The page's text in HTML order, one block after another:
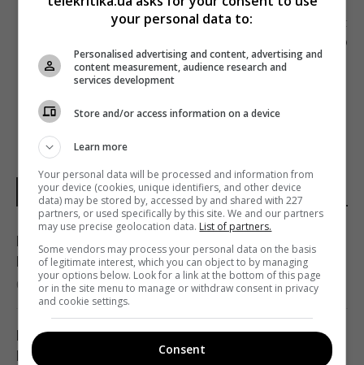
Наступна стаття
ОГОЛОШЕНІ ПЕРЕМОЖЦІ СЦЕНАРНОГО
ПІТЧИНГУ SPACE PRODUCTION
НОВИНИ УКРАЇНИ І СВІТУ
Гороскоп на 7 серпня за картами Таро:
Водоліям - вибір, Близнюкам - прискорення
07:20 п'ятниця, 07 серпня 2026
Гороскоп на 7 серпня: Овнам – стосунки,
Рибам – джерело сили
your personal data to:
Personalised advertising and content, advertising and
content measurement, audience research and
services development
Store and/or access information on a device
Learn more
Your personal data will be processed and information from
your device (cookies, unique identifiers, and other device
data) may be stored by, accessed by and shared with 227
partners, or used specifically by this site. We and our partners
may use precise geolocation data. List of partners.
Some vendors may process your personal data on the basis
of legitimate interest, which you can object to by managing
your options below. Look for a link at the bottom of this page
or in the site menu to manage or withdraw consent in privacy
and cookie settings.
Consent